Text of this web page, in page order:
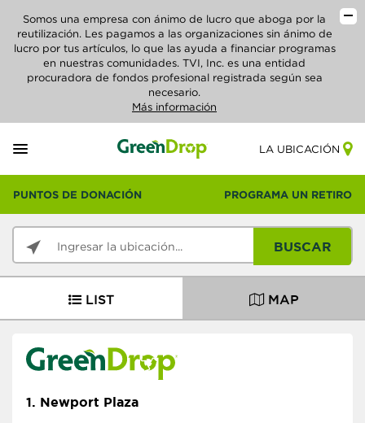
Somos una empresa con ánimo de lucro que aboga por la
reutilización. Les pagamos a las organizaciones sin ánimo de
lucro por tus artículos, lo que las ayuda a financiar programas
en nuestras comunidades. TVI, Inc. es una entidad
procuradora de fondos profesional registrada según sea
necesario.
Más información
LA UBICACIÓN
PUNTOS DE DONACIÓN PROGRAMA UN RETIRO
BUSCAR
LIST MAP
1. Newport Plaza